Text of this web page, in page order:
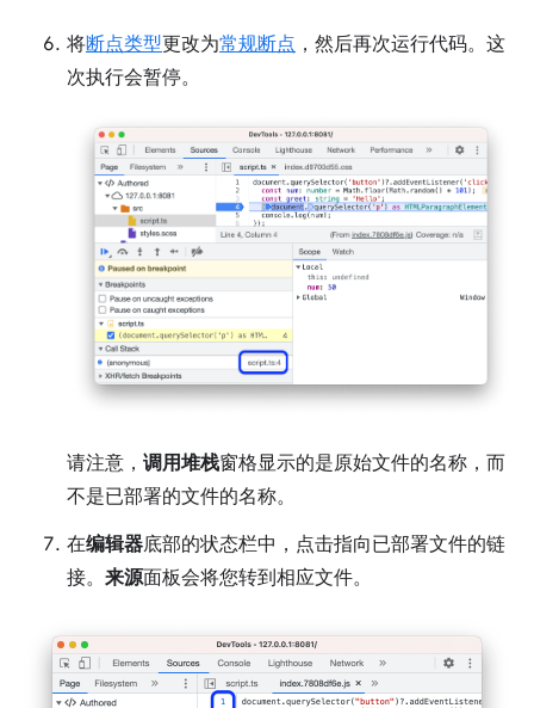
将断点类型更改为常规断点 ，然后再次运行代码。这
次执行会暂停。
请注意， 调用堆栈窗格显示的是原始文件的名称，而
不是已部署的文件的名称。
在编辑器底部的状态栏中，点击指向已部署文件的链
接。 来源面板会将您转到相应文件。